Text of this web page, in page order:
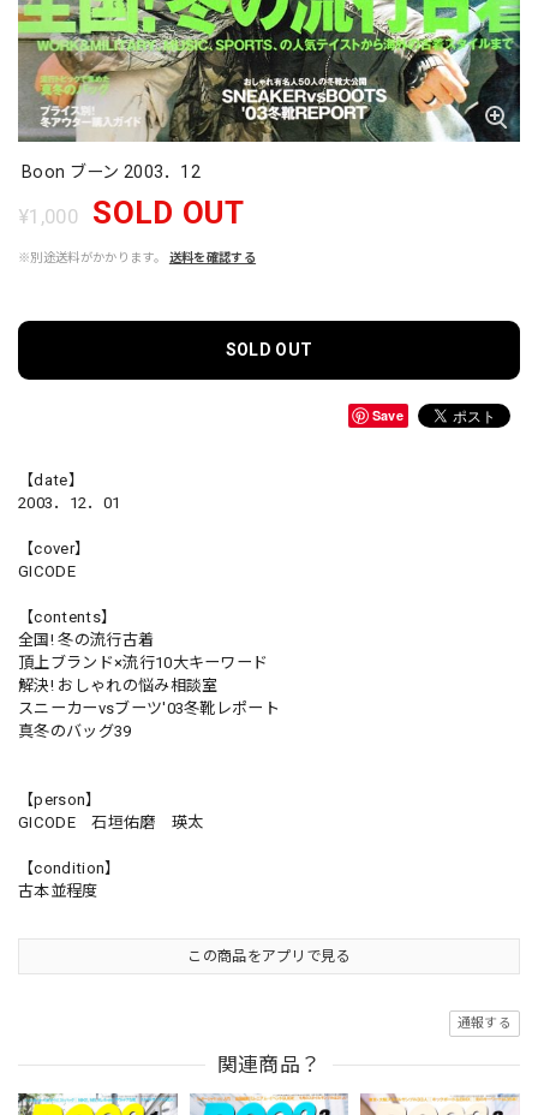
Boon ブーン 2003．12
¥1,000 SOLD OUT
※別途送料がかかります。 送料を確認する
SOLD OUT
Save
【date】
2003．12．01
【cover】
GICODE
【contents】
全国! 冬の流行古着
頂上ブランド×流行10大キーワード
解決! おしゃれの悩み相談室
スニーカーvsブーツ'03冬靴レポート
真冬のバッグ39
【person】
GICODE 石垣佑磨 瑛太
【condition】
古本並程度
この商品をアプリで見る
通報する
関連商品？